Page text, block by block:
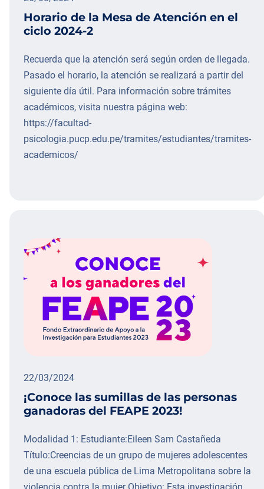
Horario de la Mesa de Atención en el
ciclo 2024-2
Recuerda que la atención será según orden de llegada.
Pasado el horario, la atención se realizará a partir del
siguiente día útil. Para información sobre trámites
académicos, visita nuestra página web:
https://facultad-
psicologia.pucp.edu.pe/tramites/estudiantes/tramites-
academicos/
22/03/2024
¡Conoce las sumillas de las personas
ganadoras del FEAPE 2023!
Modalidad 1: Estudiante:Eileen Sam Castañeda
Título:Creencias de un grupo de mujeres adolescentes
de una escuela pública de Lima Metropolitana sobre la
violencia contra la mujer Objetivo: Esta investigación